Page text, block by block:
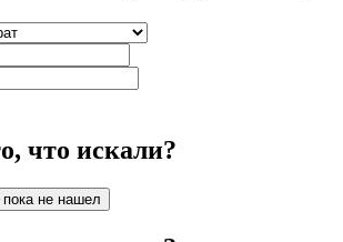
что искали?
пока не нашел